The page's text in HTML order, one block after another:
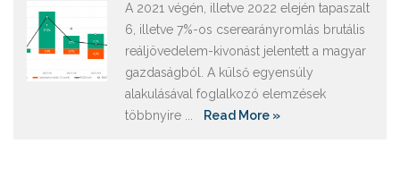
A 2021 végén, illetve 2022 elején tapaszalt
6, illetve 7%-os cserearányromlás brutális
reáljövedelem-kivonást jelentett a magyar
gazdaságból. A külső egyensúly
alakulásával foglalkozó elemzések
többnyire ...
Read More »